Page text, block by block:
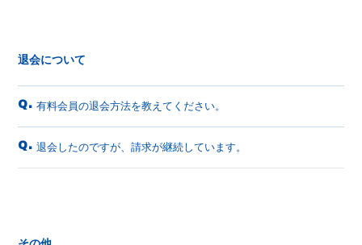
退会について
Q. 有料会員の退会方法を教えてください。
Q. 退会したのですが、請求が継続しています。